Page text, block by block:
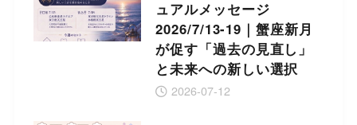
ュアルメッセージ
2026/7/13-19｜蟹座新月
が促す「過去の見直し」
と未来への新しい選択
2026-07-12